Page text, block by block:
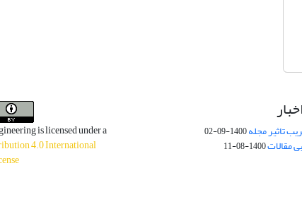
تاثیر مجله1400-09-02
مقالات1400-08-11
is licensed under a
4.0 International